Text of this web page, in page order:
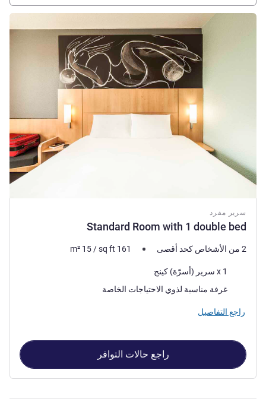
سرير مفرد
Standard Room with 1 double bed
راجع التفاصيل
2 من الأشخاص كحد أقصى m² 15/sq ft 161
فرش السرير
1 x سرير (أسرّة) كينج
غرفة مناسبة لذوي الاحتياجات الخاصة
راجع التفاصيل
راجع حالات التوافر